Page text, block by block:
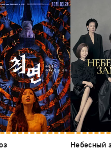
Небесный